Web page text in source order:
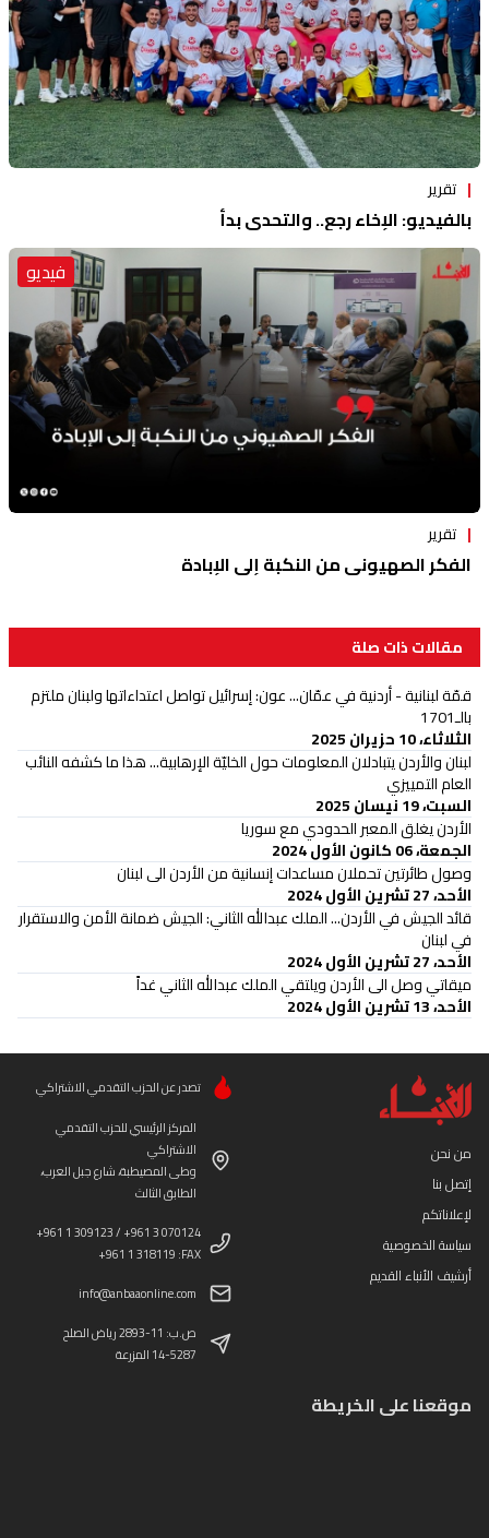
تقرير
بالفيديو: الإخاء رجع.. والتحدي بدأ
فيديو
تقرير
الفكر الصهيوني من النكبة إلى الإبادة
مقالات ذات صلة
قمّة لبنانية - أردنية في عمّان... عون: إسرائيل تواصل اعتداءاتها ولبنان ملتزم
بالـ1701
الثلاثاء، 10 حزيران 2025
لبنان والأردن يتبادلان المعلومات حول الخليّة الإرهابية... هذا ما كشفه النائب
العام التمييزي
السبت، 19 نيسان 2025
الأردن يغلق المعبر الحدودي مع سوريا
الجمعة، 06 كانون الأول 2024
وصول طائرتين تحملان مساعدات إنسانية من الأردن الى لبنان
الأحد، 27 تشرين الأول 2024
قائد الجيش في الأردن... الملك عبدالله الثاني: الجيش ضمانة الأمن والاستقرار
في لبنان
الأحد، 27 تشرين الأول 2024
ميقاتي وصل الى الأردن ويلتقي الملك عبدالله الثاني غداً
الأحد، 13 تشرين الأول 2024
من نحن
إتصل بنا
لإعلاناتكم
سياسة الخصوصية
أرشيف الأنباء القديم
تصدر عن الحزب التقدمي الاشتراكي
المركز الرئيسي للحزب التقدمي
الاشتراكي
وطى المصيطبة، شارع جبل العرب،
الطابق الثالث
+961 1 309123 / +961 3 070124
+961 1 318119 :FAX
info@anbaaonline.com
ص.ب: 11-2893 رياض الصلح
14-5287 المزرعة
موقعنا على الخريطة